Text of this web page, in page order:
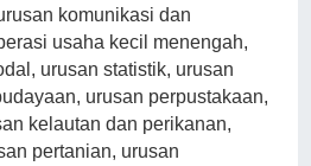
komunikasi dan
usaha kecil menengah,
urusan statistik, urusan
urusan perpustakaan,
kelautan dan perikanan,
pertanian, urusan